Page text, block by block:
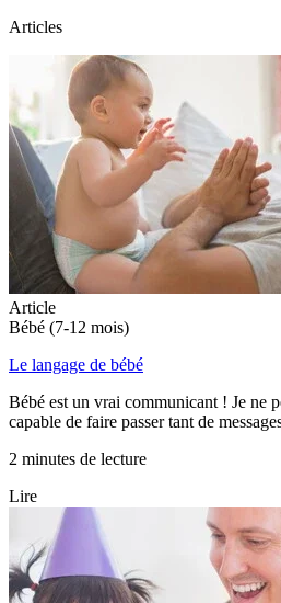
Articles
Article
Bébé (7-12 mois)
Le langage de bébé
Bébé est un vrai communicant ! Je ne
capable de faire passer tant de
2 minutes de lecture
Lire